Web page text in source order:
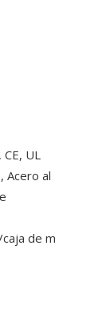
UL
Acero al
de m